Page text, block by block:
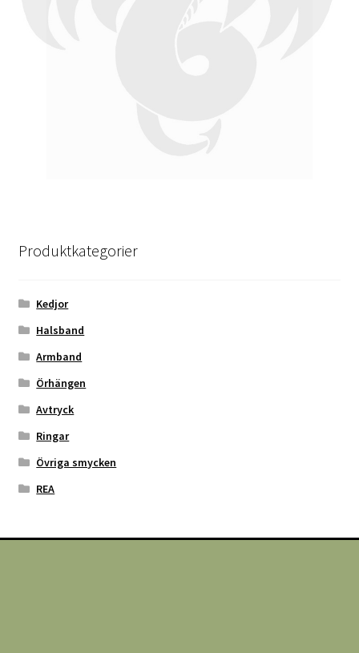
Produktkategorier
Kedjor
Halsband
Armband
Örhängen
Avtryck
Ringar
Övriga smycken
REA